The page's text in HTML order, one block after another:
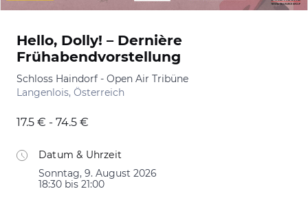
Hello, Dolly! – Dernière
Frühabendvorstellung
Schloss Haindorf - Open Air Tribüne
Langenlois, Österreich
17.5 € - 74.5 €
Datum & Uhrzeit
Sonntag, 9. August 2026
18:30 bis 21:00